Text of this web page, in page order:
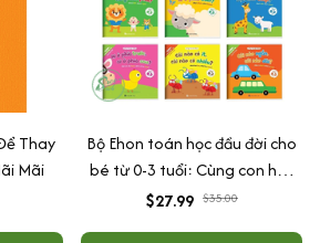
Thay
Mãi
Bộ Ehon toán học đầu đời cho
bé từ 0-3 tuổi: Cùng con học
toán (song ngữ Việt Anh)
$27.99 $35.00